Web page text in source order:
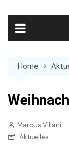
content
Home
Marcus Villani
Aktuelles